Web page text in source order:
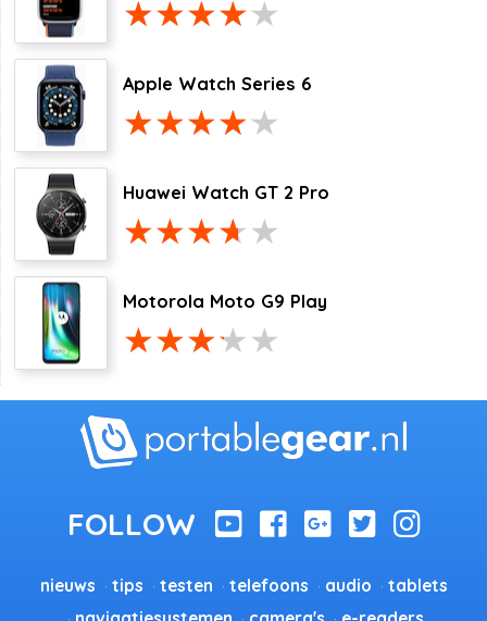
Apple Watch Series 6
Huawei Watch GT 2 Pro
Motorola Moto G9 Play
nieuws tips testen telefoons audio
tablets